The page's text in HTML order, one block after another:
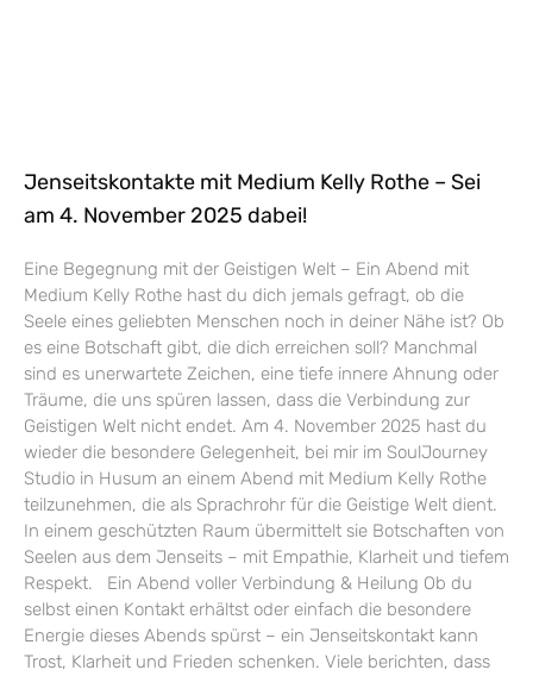
Jenseitskontakte mit Medium Kelly Rothe – Sei
am 4. November 2025 dabei!
Eine Begegnung mit der Geistigen Welt – Ein Abend mit
Medium Kelly Rothe hast du dich jemals gefragt, ob die
Seele eines geliebten Menschen noch in deiner Nähe ist? Ob
es eine Botschaft gibt, die dich erreichen soll? Manchmal
sind es unerwartete Zeichen, eine tiefe innere Ahnung oder
Träume, die uns spüren lassen, dass die Verbindung zur
Geistigen Welt nicht endet. Am 4. November 2025 hast du
wieder die besondere Gelegenheit, bei mir im SoulJourney
Studio in Husum an einem Abend mit Medium Kelly Rothe
teilzunehmen, die als Sprachrohr für die Geistige Welt dient.
In einem geschützten Raum übermittelt sie Botschaften von
Seelen aus dem Jenseits – mit Empathie, Klarheit und tiefem
Respekt. Ein Abend voller Verbindung & Heilung Ob du
selbst einen Kontakt erhältst oder einfach die besondere
Energie dieses Abends spürst – ein Jenseitskontakt kann
Trost, Klarheit und Frieden schenken. Viele berichten, dass